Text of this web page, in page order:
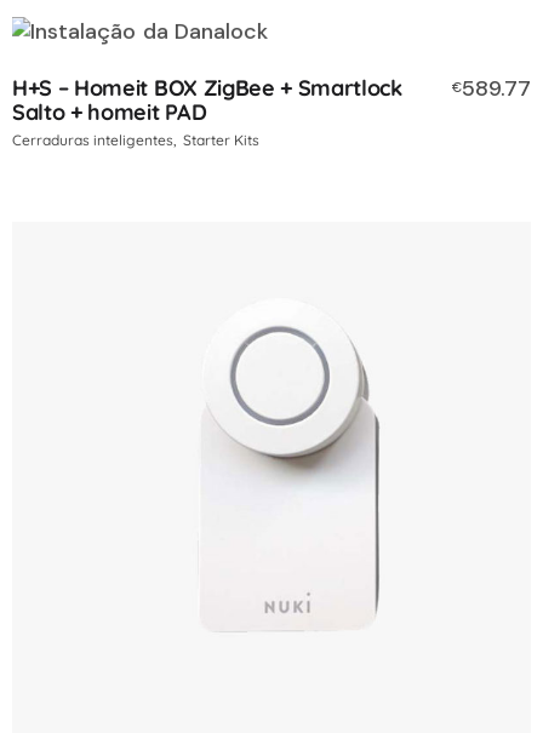
H+S – Homeit BOX ZigBee + Smartlock
Salto + homeit PAD
€589.77
Cerraduras inteligentes Starter Kits